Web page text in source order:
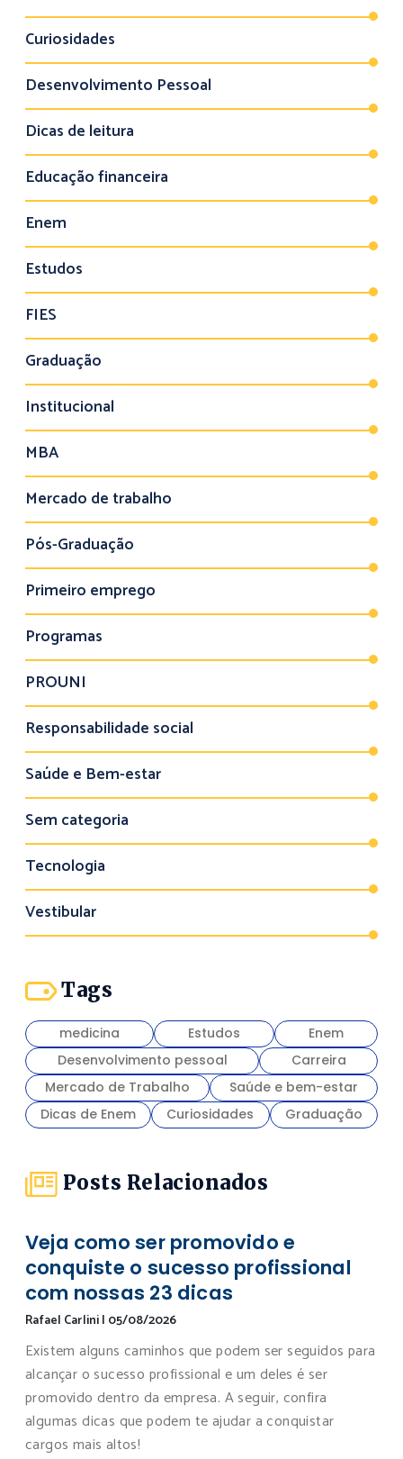
Curiosidades
Desenvolvimento Pessoal
Dicas de leitura
Educação financeira
Enem
Estudos
FIES
Graduação
Institucional
MBA
Mercado de trabalho
Pós-Graduação
Primeiro emprego
Programas
PROUNI
Responsabilidade social
Saúde e Bem-estar
Sem categoria
Tecnologia
Vestibular
Tags
medicina Estudos
Enem
Desenvolvimento pessoal
Carreira
Mercado de Trabalho
Saúde e bem-estar
Dicas de Enem
Curiosidades Graduação
Posts Relacionados
Veja como ser promovido e
conquiste o sucesso profissional
com nossas 23 dicas
Rafael Carlini| 05/08/2026
Existem alguns caminhos que podem ser seguidos para
alcançar o sucesso profissional e um deles é ser
promovido dentro da empresa. A seguir, confira
algumas dicas que podem te ajudar a conquistar
cargos mais altos!